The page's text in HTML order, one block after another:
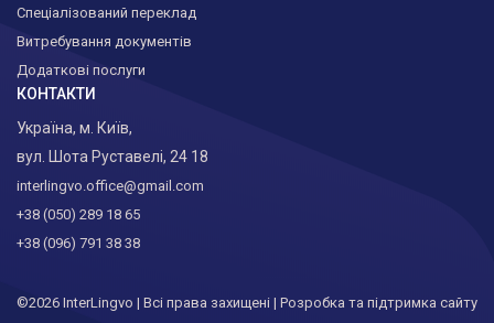
Спеціалізований переклад
Витребування документів
Додаткові послуги
КОНТАКТИ
Українa, м. Київ,
вул. Шота Руставелі, 24 18
interlingvo.office@gmail.com
+38 (050) 289 18 65
+38 (096) 791 38 38
©2026 InterLingvo | Всі права захищені | Розробка та підтримка сайту